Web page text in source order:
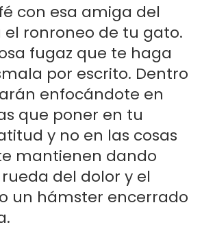
con esa amiga del
ronroneo de tu gato.
fugaz que te haga
por escrito. Dentro
enfocándote en
que poner en tu
y no en las cosas
mantienen dando
del dolor y el
un hámster encerrado